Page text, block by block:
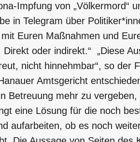
Impfung von „Völkermord“
in Telegram über
Euren Maßnahmen und
oder indirekt.“ „Diese
nicht hinnehmbar“, so der
Amtsgericht
Betreuung mehr zu
eine Lösung für die noch
aufarbeiten, ob es noch